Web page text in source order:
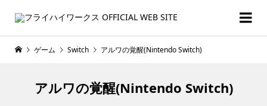
ゲーム Switch アルワの覚醒(Nintendo Switch)
アルワの覚醒(Nintendo Switch)